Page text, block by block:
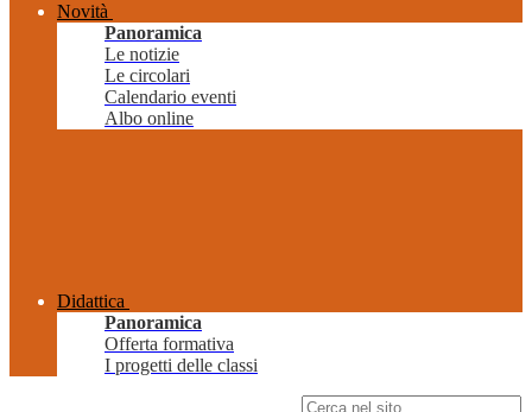
Novità
Panoramica
Le notizie
Le circolari
Calendario eventi
Albo online
Didattica
Panoramica
Offerta formativa
I progetti delle classi